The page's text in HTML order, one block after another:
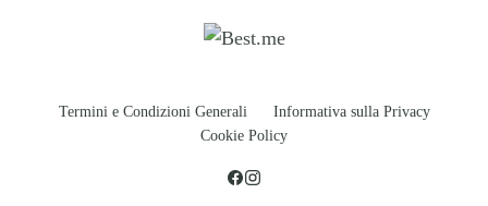
Termini e Condizioni Generali
Informativa sulla Privacy
Cookie Policy